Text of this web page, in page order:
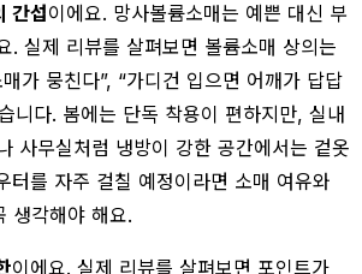
간섭 이에요. 망사볼륨소매는 예쁜 대신 부
. 실제 리뷰를 살펴보면 볼륨소매 상의는
가 뭉친다”, “가디건 입으면 어깨가 답답
니다. 봄에는 단독 착용이 편하지만, 실내
사무실처럼 냉방이 강한 공간에서는 겉옷
터를 자주 걸칠 예정이라면 소매 여유와
생각해야 해요.
이에요. 실제 리뷰를 살펴보면 포인트가